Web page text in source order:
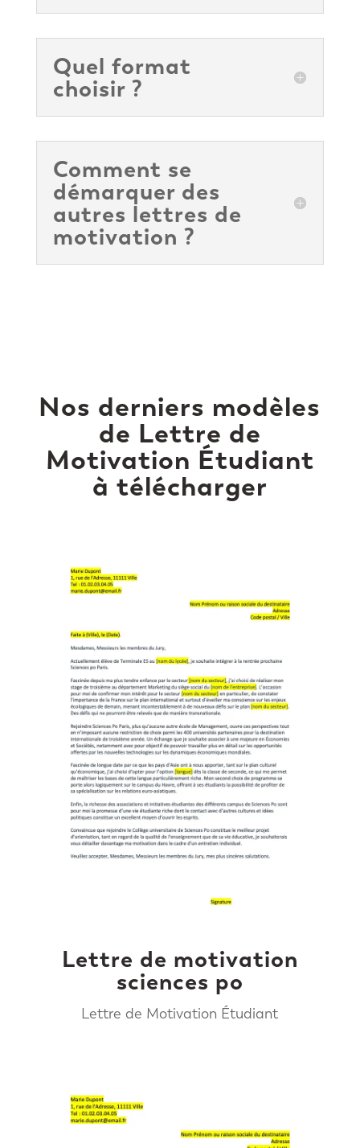
Quel format
choisir ?
Comment se
démarquer des
autres lettres de
motivation ?
Nos derniers modèles
de Lettre de
Motivation Étudiant
à télécharger
Lettre de motivation
sciences po
Lettre de Motivation Étudiant